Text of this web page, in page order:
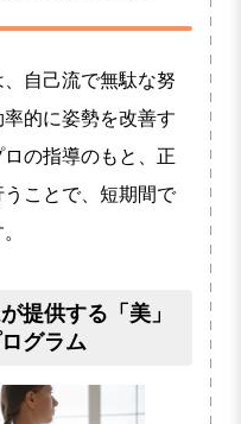
自己流で無駄な努
的に姿勢を改善す
の指導のもと、正
ことで、短期間で
提供する「美」
グラム